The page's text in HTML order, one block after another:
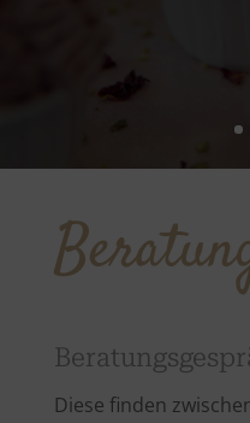
Diese finden